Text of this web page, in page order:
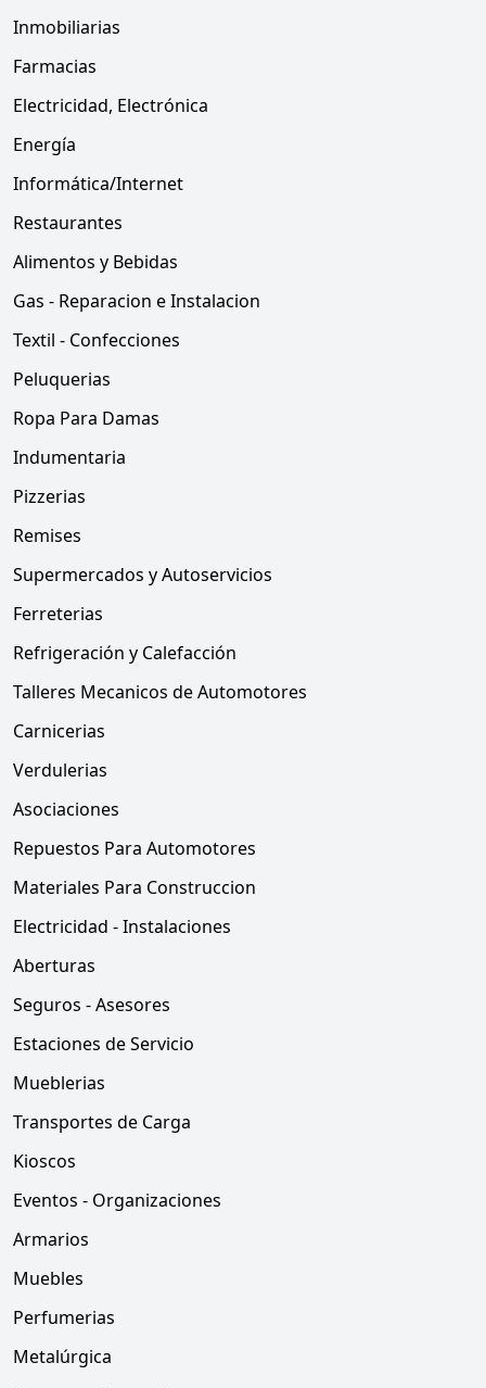
Inmobiliarias
Farmacias
Electricidad, Electrónica
Energía
Informática/Internet
Restaurantes
Alimentos y Bebidas
Gas - Reparacion e Instalacion
Textil - Confecciones
Peluquerias
Ropa Para Damas
Indumentaria
Pizzerias
Remises
Supermercados y Autoservicios
Ferreterias
Refrigeración y Calefacción
Talleres Mecanicos de Automotores
Carnicerias
Verdulerias
Asociaciones
Repuestos Para Automotores
Materiales Para Construccion
Electricidad - Instalaciones
Aberturas
Seguros - Asesores
Estaciones de Servicio
Mueblerias
Transportes de Carga
Kioscos
Eventos - Organizaciones
Armarios
Muebles
Perfumerias
Metalúrgica